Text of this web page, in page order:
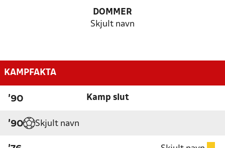
DOMMER
Skjult navn
KAMPFAKTA
'90 Kamp slut
'90 Skjult navn